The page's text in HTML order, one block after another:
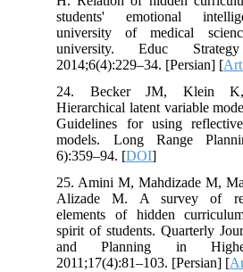
students' emotional
university of medical
university. Educ
2014;6(4):229–34. [Persian] [
24. Becker JM, Klein
Hierarchical latent variable
Guidelines for using
models. Long Range
6):359–94. [DOI
25. Amini M, Mahdizade M,
Alizade M. A survey of
elements of hidden
spirit of students. Quarterly
and Planning in
2011;17(4):81–103. [Persian] [